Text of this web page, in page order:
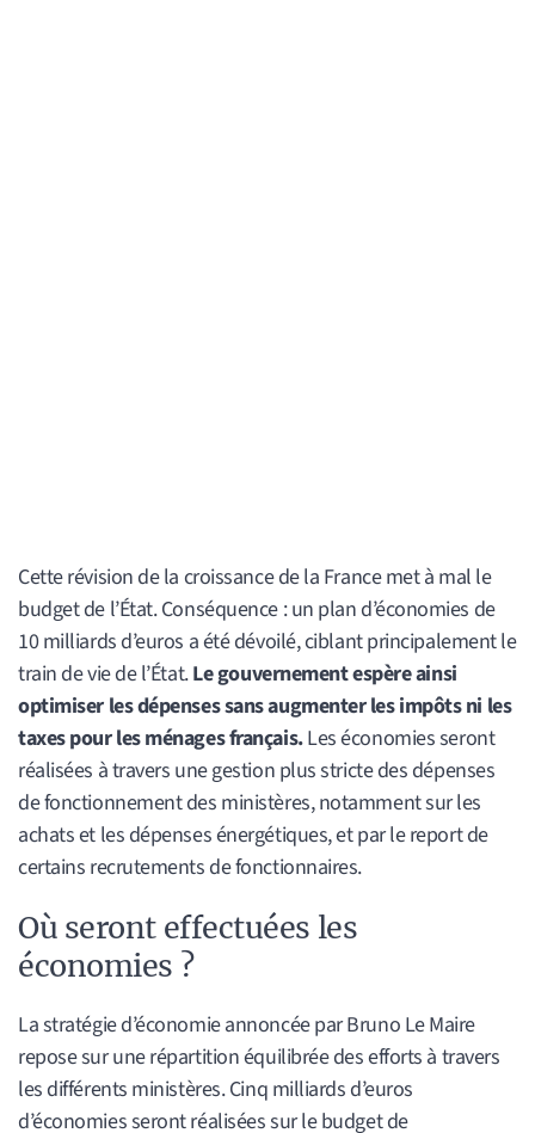
Cette révision de la croissance de la France met à mal le
budget de l’État. Conséquence : un plan d’économies de
10 milliards d’euros a été dévoilé, ciblant principalement le
train de vie de l’État.Le gouvernement espère ainsi
optimiser les dépenses sans augmenter les impôts ni les
taxes pour les ménages français.Les économies seront
réalisées à travers une gestion plus stricte des dépenses
de fonctionnement des ministères, notamment sur les
achats et les dépenses énergétiques, et par le report de
certains recrutements de fonctionnaires.
Où seront effectuées les
économies ?
La stratégie d’économie annoncée par Bruno Le Maire
repose sur une répartition équilibrée des efforts à travers
les différents ministères. Cinq milliards d’euros
d’économies seront réalisées sur le budget de